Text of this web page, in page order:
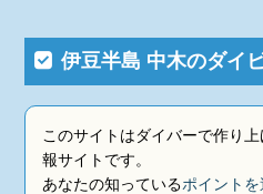
伊豆半島 中木のダイ
このサイトはダイバーで作り
報サイトです。
あなたの知っているポイントを